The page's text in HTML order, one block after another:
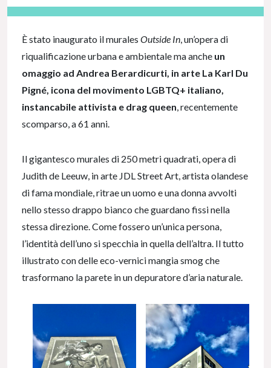
NaN% Complete
È stato inaugurato il murales Outside In, un’opera di
riqualificazione urbana e ambientale ma anche un
omaggio ad Andrea Berardicurti, in arte La Karl Du
Pigné, icona del movimento LGBTQ+ italiano,
instancabile attivista e drag queen, recentemente
scomparso, a 61 anni.
Il gigantesco murales di 250 metri quadrati, opera di
Judith de Leeuw, in arte JDL Street Art, artista olandese
di fama mondiale, ritrae un uomo e una donna avvolti
nello stesso drappo bianco che guardano fissi nella
stessa direzione. Come fossero un’unica persona,
l’identità dell’uno si specchia in quella dell’altra. Il tutto
illustrato con delle eco-vernici mangia smog che
trasformano la parete in un depuratore d’aria naturale.